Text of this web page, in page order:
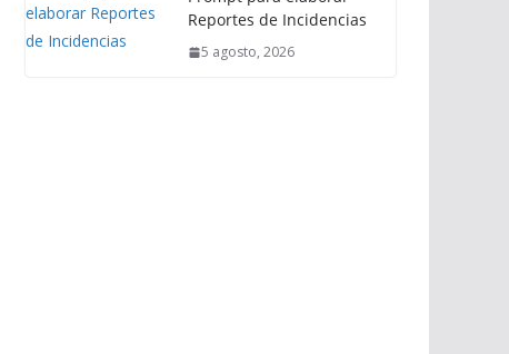
Reportes de Incidencias
5 agosto, 2026